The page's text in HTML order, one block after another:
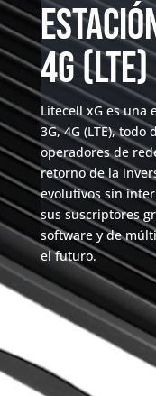
4G (LTE)
Litecell xG es una
3G, 4G (LTE),
operadores de
retorno de la
evolutivos sin
sus suscriptores
software y de
el futuro.